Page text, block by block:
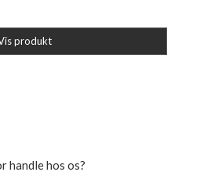
produkt
handle hos os?